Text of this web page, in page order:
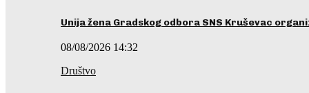
Unija žena Gradskog odbora SNS Kruševac
08/08/2026 14:32
Društvo